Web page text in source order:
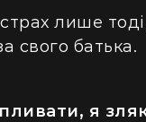
куточок
лише
свого батька.
я